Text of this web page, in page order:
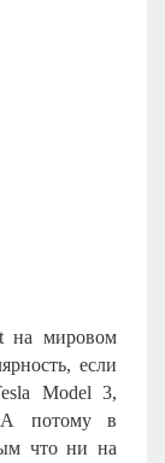
на мировом
если
Model 3,
А потому в
что ни на